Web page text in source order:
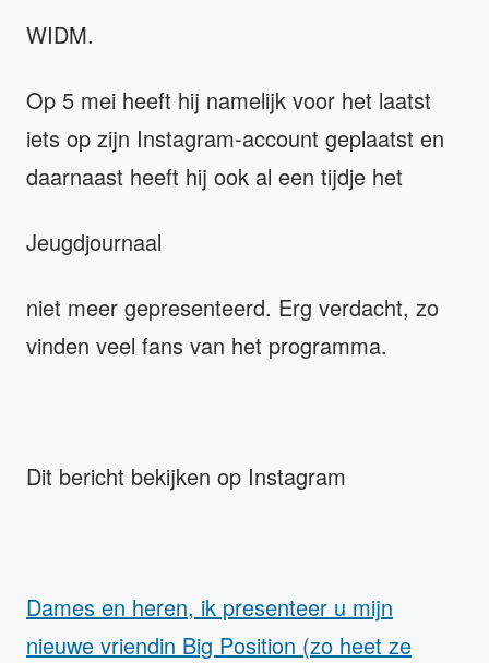
WIDM.
Op 5 mei heeft hij namelijk voor het laatst
iets op zijn Instagram-account geplaatst en
daarnaast heeft hij ook al een tijdje het
Jeugdjournaal
niet meer gepresenteerd. Erg verdacht, zo
vinden veel fans van het programma.
Dit bericht bekijken op Instagram
Dames en heren, ik presenteer u mijn
nieuwe vriendin Big Position (zo heet ze